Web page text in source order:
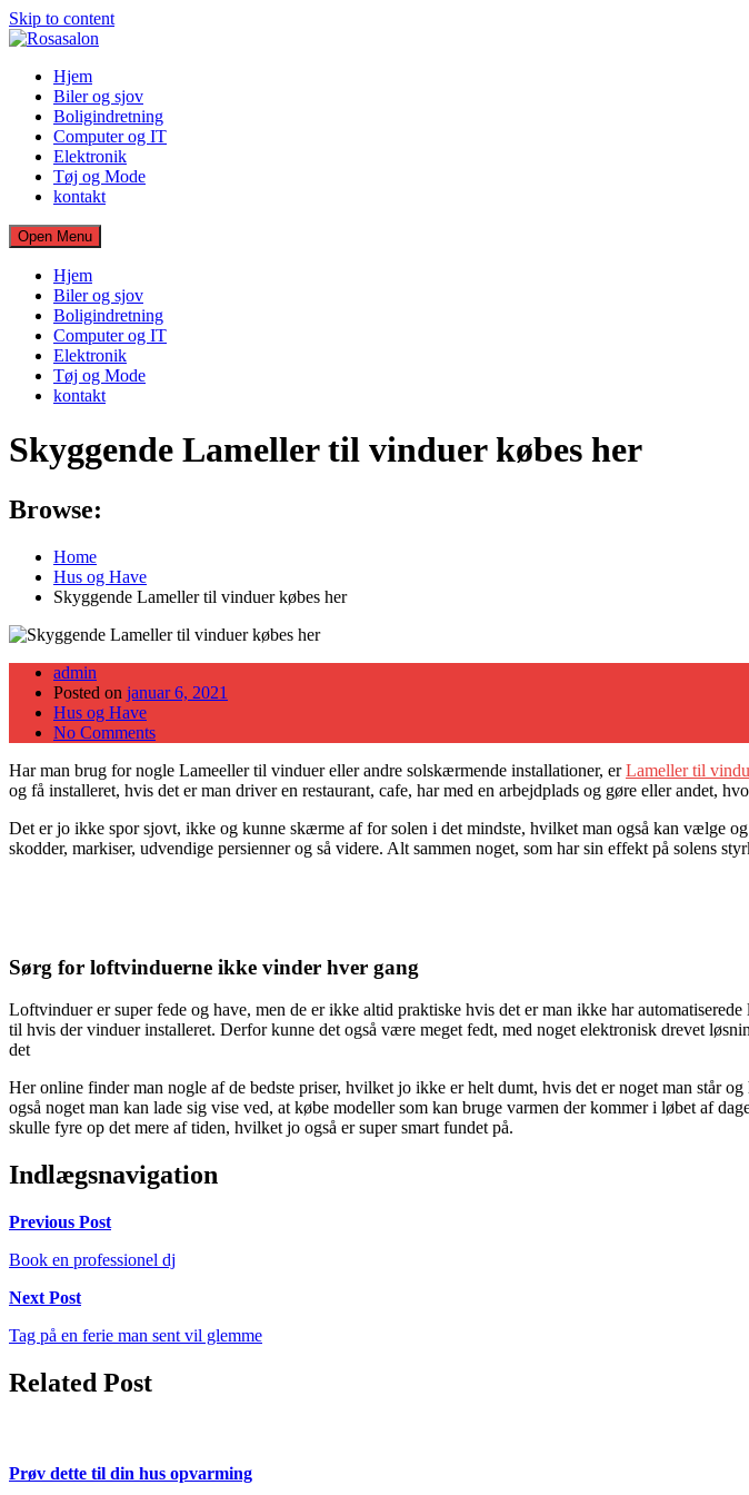
Skip to content
Hjem
Biler og sjov
Boligindretning
Computer og IT
Elektronik
Tøj og Mode
kontakt
Open Menu
Hjem
Biler og sjov
Boligindretning
Computer og IT
Elektronik
Tøj og Mode
kontakt
Skyggende Lameller til vinduer købes her
Browse:
Home
Hus og Have
Skyggende Lameller til vinduer købes her
admin
Posted on januar 6, 2021
Hus og Have
No Comments
Har man brug for nogle Lameeller til vinduer eller andre solskærmende installationer, erLameller til
og få installeret, hvis det er man driver en restaurant, cafe, har med en arbejdplads og gøre eller andet,
Det er jo ikke spor sjovt, ikke og kunne skærme af for solen i det mindste, hvilket man også kan vælge
skodder, markiser, udvendige persienner og så videre. Alt sammen noget, som har sin effekt på solens
Sørg for loftvinduerne ikke vinder hver gang
Loftvinduer er super fede og have, men de er ikke altid praktiske hvis det er man ikke har
til hvis der vinduer installeret. Derfor kunne det også være meget fedt, med noget elektronisk drevet
det
Her online finder man nogle af de bedste priser, hvilket jo ikke er helt dumt, hvis det er noget man står
også noget man kan lade sig vise ved, at købe modeller som kan bruge varmen der kommer i løbet af
skulle fyre op det mere af tiden, hvilket jo også er super smart fundet på.
Indlægsnavigation
Previous Post
Book en professionel dj
Next Post
Tag på en ferie man sent vil glemme
Related Post
Prøv dette til din hus opvarming